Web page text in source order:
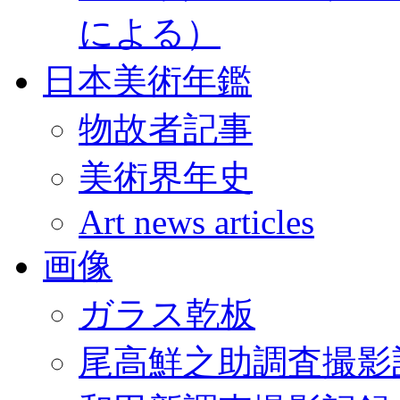
による）
日本美術年鑑
物故者記事
美術界年史
Art news articles
画像
ガラス乾板
尾高鮮之助調査撮